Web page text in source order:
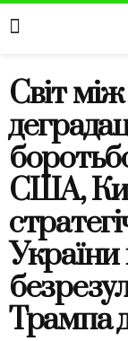
Світ
США,
України
Трампа